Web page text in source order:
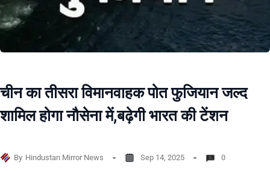
चीन का तीसरा विमानवाहक पोत फुजियान जल्द
शामिल होगा नौसेना में,बढ़ेगी भारत की टेंशन
By Hindustan Mirror News Sep 14, 2025 0